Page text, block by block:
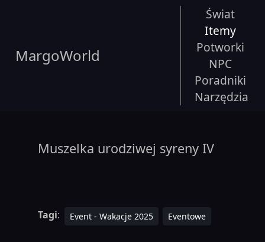
MargoWorld
Świat
Itemy
Potworki
NPC
Poradniki
Narzędzia
Muszelka urodziwej syreny IV
Tagi: Event - Wakacje 2025 Eventowe